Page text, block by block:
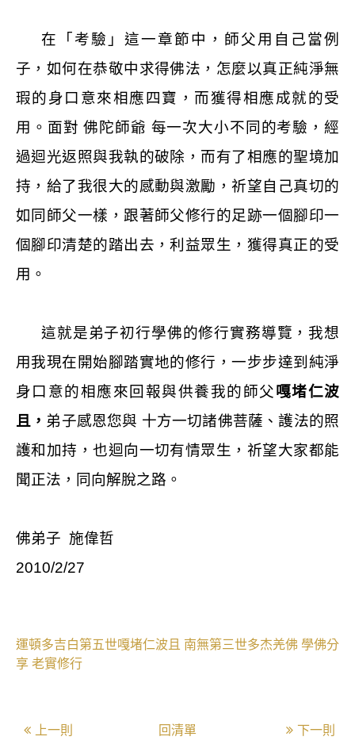
在「考驗」這一章節中，師父用自己當例
子，如何在恭敬中求得佛法，怎麼以真正純淨無
瑕的身口意來相應四寶，而獲得相應成就的受
用。面對 佛陀師爺 每一次大小不同的考驗，經
過迴光返照與我執的破除，而有了相應的聖境加
持，給了我很大的感動與激勵，祈望自己真切的
如同師父一樣，跟著師父修行的足跡一個腳印一
個腳印清楚的踏出去，利益眾生，獲得真正的受
用。
這就是弟子初行學佛的修行實務導覽，我想
用我現在開始腳踏實地的修行，一步步達到純淨
身口意的相應來回報與供養我的師父嘎堵仁波
且， 弟子感恩您與 十方一切諸佛菩薩、護法的照
護和加持，也迴向一切有情眾生，祈望大家都能
聞正法，同向解脫之路。
佛弟子 施偉哲
2010/2/27
運頓多吉白第五世嘎堵仁波且 南無第三世多杰羌佛 學佛分
享 老實修行
上一則 回清單 下一則